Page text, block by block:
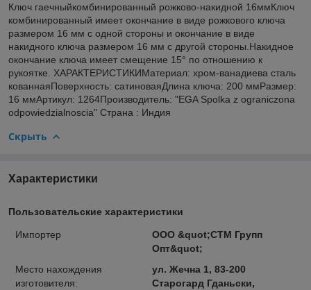
Ключ гаечныйкомбинированный рожково-накидной 16ммКлюч
комбинированный имеет окончание в виде рожкового ключа
размером 16 мм с одной стороны и окончание в виде
накидного ключа размером 16 мм с другой стороны.Накидное
окончание ключа имеет смещение 15° по отношению к
рукоятке. ХАРАКТЕРИСТИКИМатериал: хром-ванадиева сталь
кованнаяПоверхность: сатиноваяДлина ключа: 200 ммРазмер:
16 ммАртикул: 1264Производитель: "EGA Spolka z ograniczona
odpowiedzialnoscia" Страна : Индия
Скрыть
Характеристики
Пользовательские характеристики
Импортер
ООО &quot;СТМ Групп
Опт&quot;
Место нахождения
изготовителя:
ул. Жечна 1, 83-200
Старогард Гданьски,